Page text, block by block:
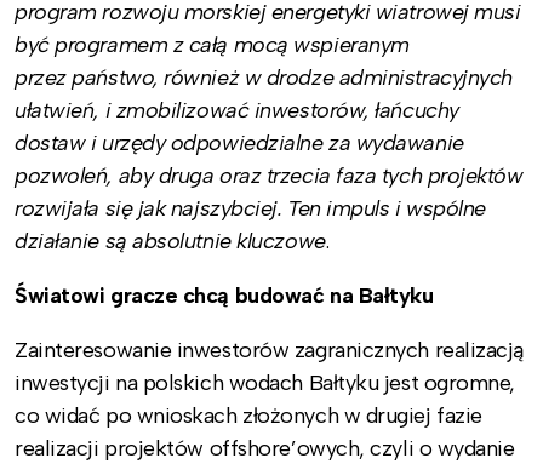
program rozwoju morskiej energetyki wiatrowej musi
być programem z całą mocą wspieranym
przez państwo, również w drodze administracyjnych
ułatwień, i zmobilizować inwestorów, łańcuchy
dostaw i urzędy odpowiedzialne za wydawanie
pozwoleń, aby druga oraz trzecia faza tych projektów
rozwijała się jak najszybciej. Ten impuls i wspólne
działanie są absolutnie kluczowe.
Światowi gracze chcą budować na Bałtyku
Zainteresowanie inwestorów zagranicznych realizacją
inwestycji na polskich wodach Bałtyku jest ogromne,
co widać po wnioskach złożonych w drugiej fazie
realizacji projektów offshore’owych, czyli o wydanie